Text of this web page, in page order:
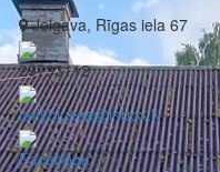
Jelgava, Rīgas iela 67
29733112
ladybluess@inbox.lv
Facebook